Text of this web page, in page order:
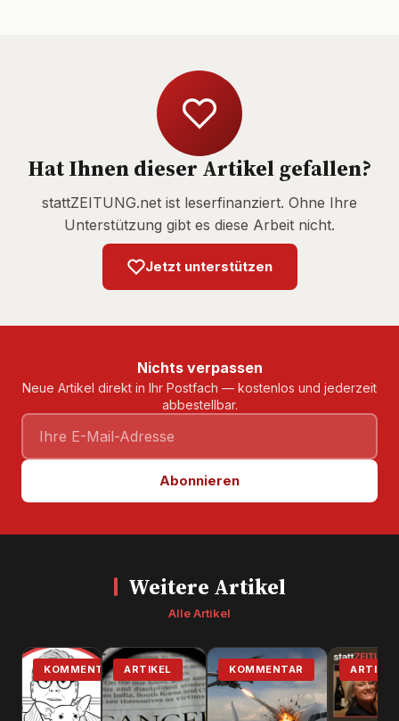
Hat Ihnen dieser Artikel gefallen?
stattZEITUNG.net ist leserfinanziert. Ohne Ihre
Unterstützung gibt es diese Arbeit nicht.
Jetzt unterstützen
Nichts verpassen
Neue Artikel direkt in Ihr Postfach — kostenlos und jederzeit
abbestellbar.
Abonnieren
Weitere Artikel
Alle Artikel
KOMMENTAR ARTIKEL KOMMENTAR ARTIKEL